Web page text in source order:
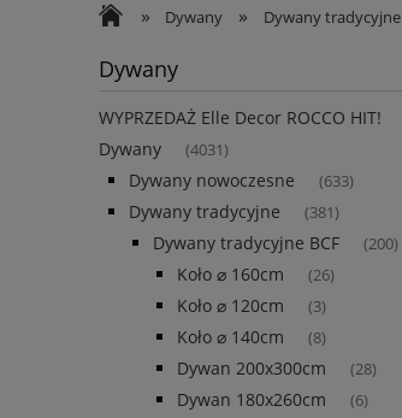
» Dywany » Dywany tradycyjne
Dywany
WYPRZEDAŻ Elle Decor ROCCO HIT!
Dywany (4031)
Dywany nowoczesne (633)
Dywany tradycyjne (381)
Dywany tradycyjne BCF (200)
Koło ⌀ 160cm (26)
Koło ⌀ 120cm (3)
Koło ⌀ 140cm (8)
Dywan 200x300cm (28)
Dywan 180x260cm (6)